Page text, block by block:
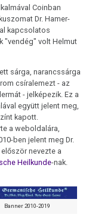
Coinban
Dr. Hamer-
kapcsolatos
"vendég" volt Helmut
sárga, narancssárga
csíralemezt - az
- jelképezik. Ez a
együtt jelent meg,
kapott.
a weboldalára,
ben jelent meg Dr.
nevezte a
Heilkunde-nak.
Banner 2010-2019